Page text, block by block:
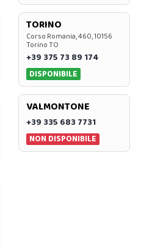
TORINO
Corso Romania, 460, 10156
Torino TO
+39 375 73 89 174
DISPONIBILE
VALMONTONE
+39 335 683 7731
NON DISPONIBILE